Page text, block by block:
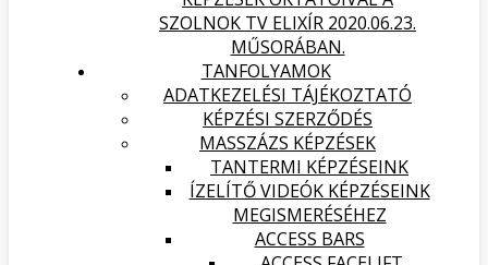
SZOLNOK TV ELIXÍR 2020.06.23.
MŰSORÁBAN.
TANFOLYAMOK
ADATKEZELÉSI TÁJÉKOZTATÓ
KÉPZÉSI SZERZŐDÉS
MASSZÁZS KÉPZÉSEK
TANTERMI KÉPZÉSEINK
ÍZELÍTŐ VIDEÓK KÉPZÉSEINK
MEGISMERÉSÉHEZ
ACCESS BARS